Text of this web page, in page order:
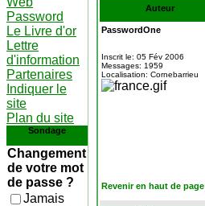
Password
Le Livre d'or
Lettre
d'information
Partenaires
Indiquer le
site
Plan du site
Sondage
Changement
de votre mot
de passe ?
Jamais
Auteur
PasswordOne
Inscrit le: 05 Fév 2006
Messages: 1959
Localisation: Cornebarrieu
Revenir en haut de page